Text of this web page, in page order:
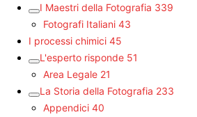
I Maestri della Fotografia 339
Fotografi Italiani 43
I processi chimici 45
L'esperto risponde 51
Area Legale 21
La Storia della Fotografia 233
Appendici 40